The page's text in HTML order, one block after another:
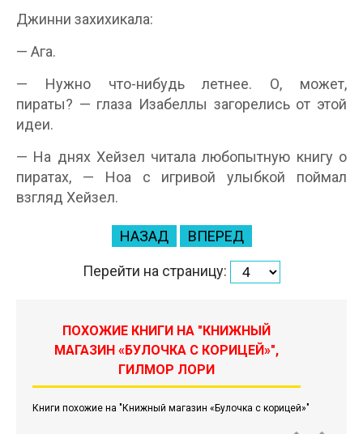
Джинни захихикала:
— Ага.
— Нужно что-нибудь летнее. О, может,
пираты? — глаза Изабеллы загорелись от этой
идеи.
— На днях Хейзел читала любопытную книгу о
пиратах, — Ноа с игривой улыбкой поймал
взгляд Хейзел.
НАЗАД ВПЕРЕД
Перейти на страницу:
ПОХОЖИЕ КНИГИ НА "КНИЖНЫЙ
МАГАЗИН «БУЛОЧКА С КОРИЦЕЙ»",
ГИЛМОР ЛОРИ
Книги похожие на "Книжный магазин «Булочка с корицей»"